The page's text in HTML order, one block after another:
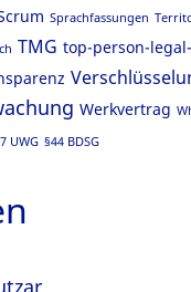
Sprachfassungen
TMG top-person-
Werkvertrag
UWG §44 BDSG